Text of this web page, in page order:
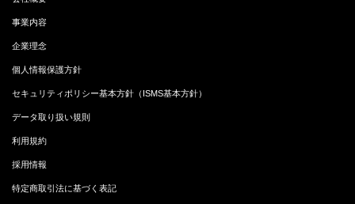
事業内容
企業理念
個人情報保護方針
セキュリティポリシー基本方針（ISMS基本方針）
データ取り扱い規則
利用規約
採用情報
特定商取引法に基づく表記